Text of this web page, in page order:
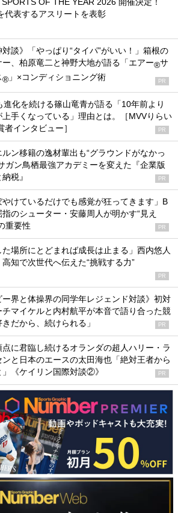
OF THE YEAR 2026 開催決定！
代表するアスリートを表彰
対談》「やっぱり“タイパ”がいい！」箱根の
ー、柏原竜二と神野大地が語る「エアー®サ
® 」×コンディショニング術 PR
進化を続ける篠山竜青が語る「10年前より
上手くなっている」理由とは。［MVVりらい
者インタビュー］
PR
ルン移籍の逸材輩出も“グラウンドがなかっ
ガン鳥栖最強アカデミーを変えた『企業版
税』
PR
やけているだけでも感覚が狂ってきます」B
指のシューター・安藤周人が明かす“見え
重要性
PR
た場所にとどまれば成長は止まる」西内悠人
知で次世代へ伝えた“挑戦する力”
PR
ー界と体操界の同学年レジェンド対談》初対
チマイケルと内村航平が本音で語り合った競
だから、続けられる」
PR
点に君臨し続けるオランダの超人ハリー・ラ
ンと日本のエースの太田海也「絶対王者から
」《ケイリン国際対談②》
PR